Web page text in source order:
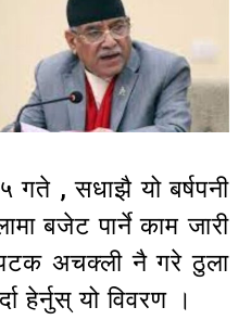
, सधाझै यो बर्षपनी
बजेट पार्ने काम जारी
अचक्ली नै गरे ठुला
हेर्नुस् यो विवरण ।